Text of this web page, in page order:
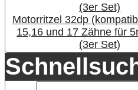
Motorritzel 32dp
15,16 und 17 Zähne für
(3er Set)